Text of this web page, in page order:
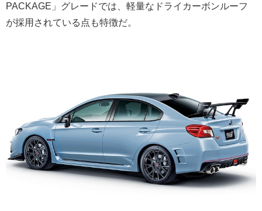
PACKAGE」グレードでは、軽量なドライカーボンルーフ
が採用されている点も特徴だ。